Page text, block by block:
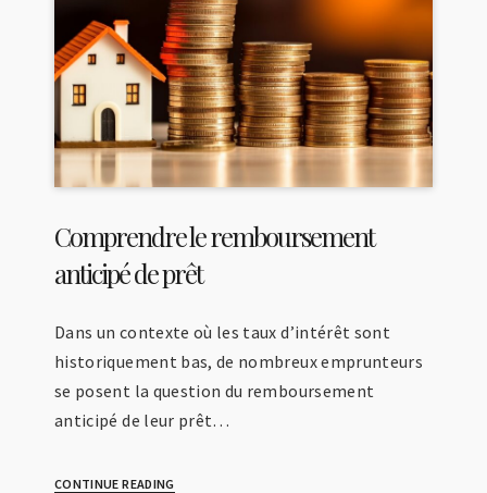
Comprendre le remboursement
anticipé de prêt
Dans un contexte où les taux d’intérêt sont
historiquement bas, de nombreux emprunteurs
se posent la question du remboursement
anticipé de leur prêt…
CONTINUE READING